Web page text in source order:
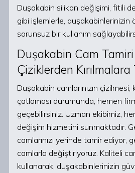
Duşakabin silikon değişimi, fitili
gibi işlemlerle, duşakabinlerinizin
sorunsuz bir kullanım
Duşakabin Cam
Çiziklerden
Duşakabin camlarınızın çizilmesi,
çatlaması durumunda, hemen
geçebilirsiniz. Uzman ekibimiz,
değişim hizmetini sunmaktadır.
camlarınızı yerinde tamir ediyor,
camlarla değiştiriyoruz. Kaliteli
kullanarak, duşakabinlerinizin